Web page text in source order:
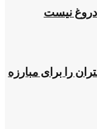
نیست
را برای مبارزه